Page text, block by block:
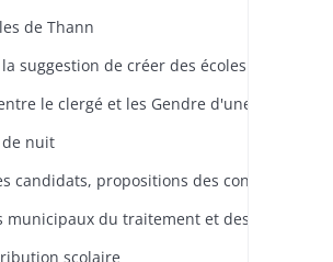
de Thann
de nuit
scolaire